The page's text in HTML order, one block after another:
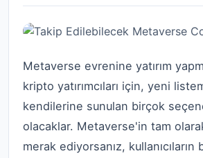
Metaverse evrenine yatırım
kripto yatırımcıları için, yeni
kendilerine sunulan birçok
olacaklar. Metaverse'in tam
merak ediyorsanız,